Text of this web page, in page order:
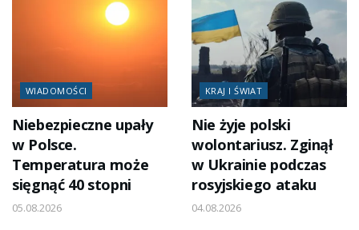
WIADOMOŚCI
Niebezpieczne upały
w Polsce.
Temperatura może
sięgnąć 40 stopni
05.08.2026
KRAJ I ŚWIAT
Nie żyje polski
wolontariusz. Zginął
w Ukrainie podczas
rosyjskiego ataku
04.08.2026